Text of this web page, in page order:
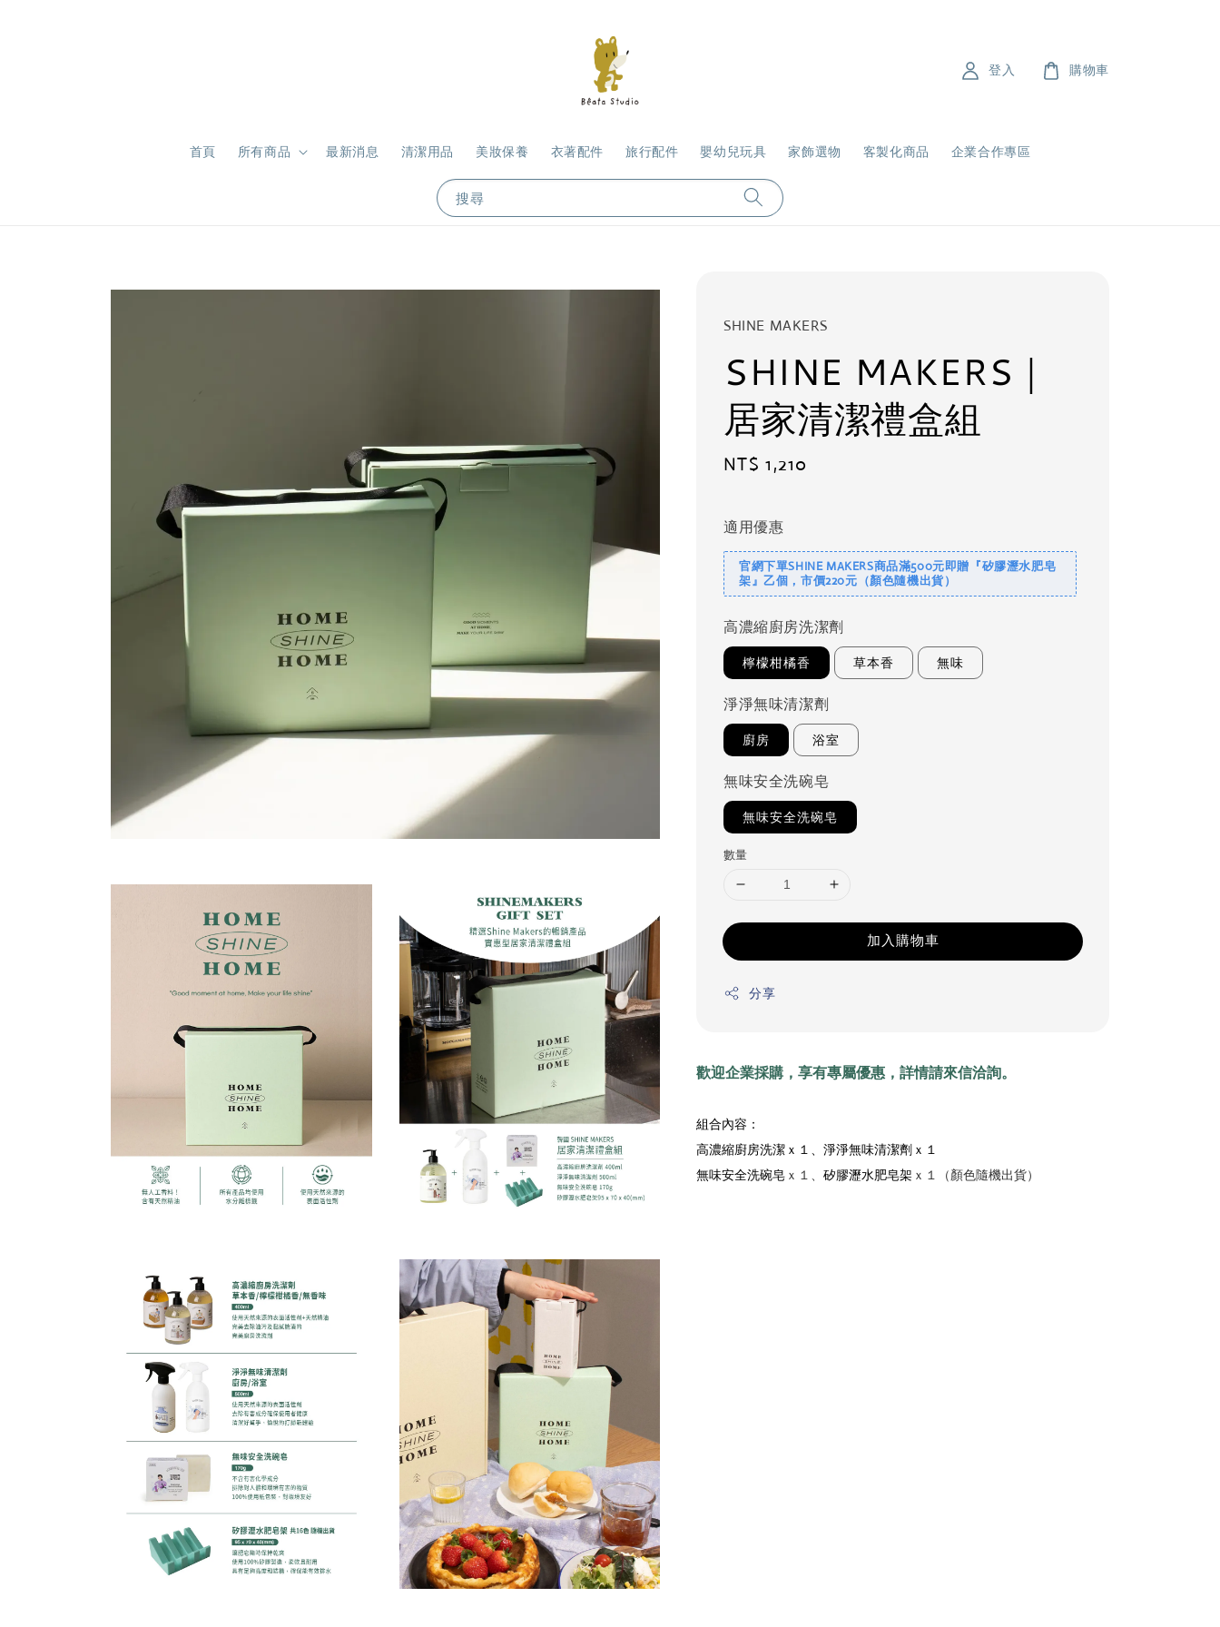
搜尋
首頁 所有商品 最新消息 清潔用品 美妝保養 衣著配件 旅行配件 嬰幼兒玩具 家飾選物 客製化商品 企業合作專區
登入 購物車
SHINE MAKERS
SHINE MAKERS｜
居家清潔禮盒組
Regular
NT$ 1,210
適用優惠
官網下單SHINE MAKERS商品滿500元即贈『矽膠瀝水肥皂
架』乙個，市價220元（顏色隨機出貨）
高濃縮廚房洗潔劑
檸檬柑橘香 草本香 無味
淨淨無味清潔劑
廚房 浴室
無味安全洗碗皂
無味安全洗碗皂
數量
加入購物車
分享
歡迎企業採購，享有專屬優惠，詳情請來信洽詢。
組合內容：
高濃縮廚房洗潔ｘ１、淨淨無味清潔劑 ｘ１
無味安全洗碗皂 ｘ１ 矽膠瀝水肥皂架 ｘ１（顏色隨機出貨）